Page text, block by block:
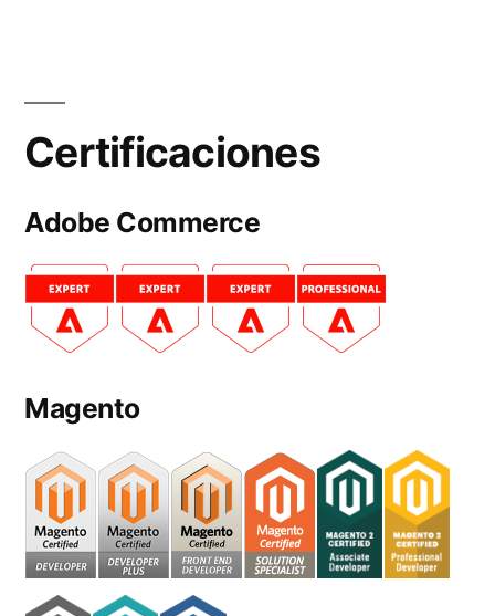
Certificaciones
Adobe Commerce
Magento